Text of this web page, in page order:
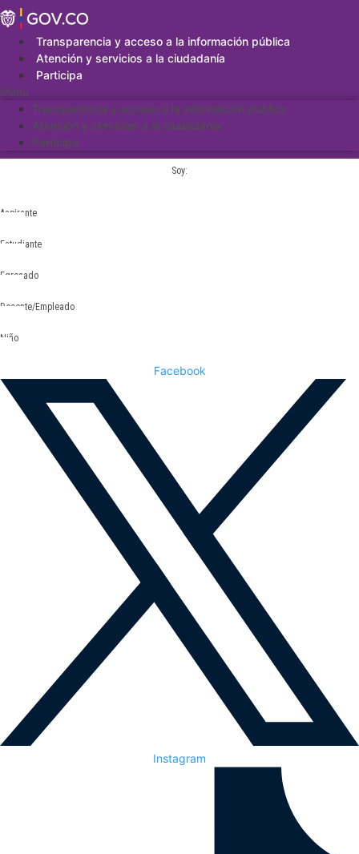
Saltar
al
contenidoTransparencia y acceso a la información pública
Atención y servicios a la ciudadanía
Participa
Menu
Transparencia y acceso a la información pública
Atención y servicios a la ciudadanía
Participa
Soy:
Aspirante
Estudiante
Egresado
Docente/Empleado
Niño
Facebook
Instagram